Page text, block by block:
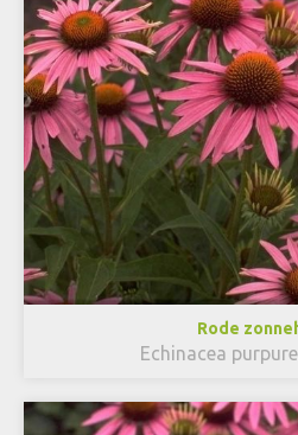
Rode
Echinacea